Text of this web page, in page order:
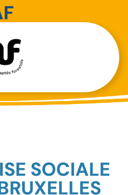
SOCIALE